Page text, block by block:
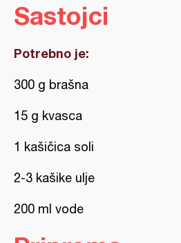
Sastojci
Potrebno je:
300 g brašna
15 g kvasca
1 kašičica soli
2-3 kašike ulje
200 ml vode